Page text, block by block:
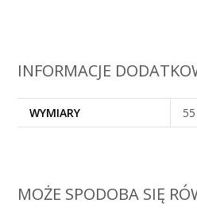
INFORMACJE
WYMIARY
MOŻE SPODOBA SIĘ